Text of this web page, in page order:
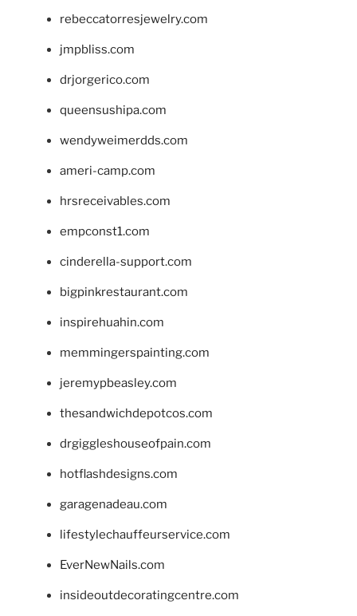
rebeccatorresjewelry.com
jmpbliss.com
drjorgerico.com
queensushipa.com
wendyweimerdds.com
ameri-camp.com
hrsreceivables.com
empconst1.com
cinderella-support.com
bigpinkrestaurant.com
inspirehuahin.com
memmingerspainting.com
jeremypbeasley.com
thesandwichdepotcos.com
drgiggleshouseofpain.com
hotflashdesigns.com
garagenadeau.com
lifestylechauffeurservice.com
EverNewNails.com
insideoutdecoratingcentre.com